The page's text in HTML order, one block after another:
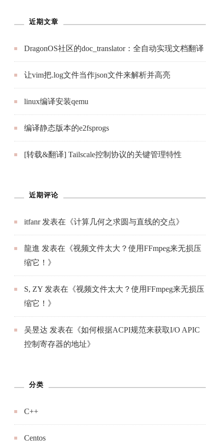
近期文章
DragonOS社区的doc_translator：全自动实现文档翻译
让vim把.log文件当作json文件来解析并高亮
linux编译安装qemu
编译静态版本的e2fsprogs
[转载&翻译] Tailscale控制协议的关键管理特性
近期评论
itfanr发表在《计算几何之求圆与直线的交点》
龍進 发表在《视频文件太大？使用FFmpeg来无损压
缩它！ 》
S, ZY 发表在《视频文件太大？使用FFmpeg来无损压
缩它！ 》
吴昱达 发表在《如何根据ACPI规范来获取I/O APIC
控制寄存器的地址》
分类
C++
Centos